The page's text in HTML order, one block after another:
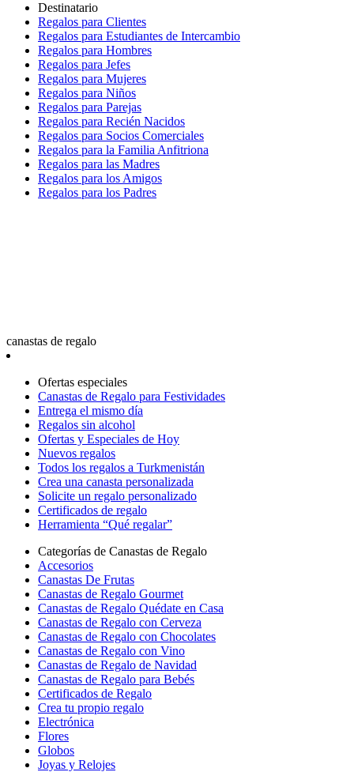
Destinatario
Regalos para Clientes
Regalos para Estudiantes de Intercambio
Regalos para Hombres
Regalos para Jefes
Regalos para Mujeres
Regalos para Niños
Regalos para Parejas
Regalos para Recién Nacidos
Regalos para Socios Comerciales
Regalos para la Familia Anfitriona
Regalos para las Madres
Regalos para los Amigos
Regalos para los Padres
canastas de regalo
Ofertas especiales
Canastas de Regalo para Festividades
Entrega el mismo día
Regalos sin alcohol
Ofertas y Especiales de Hoy
Nuevos regalos
Todos los regalos a Turkmenistán
Crea una canasta personalizada
Solicite un regalo personalizado
Certificados de regalo
Herramienta “Qué regalar”
Categorías de Canastas de Regalo
Accesorios
Canastas De Frutas
Canastas de Regalo Gourmet
Canastas de Regalo Quédate en Casa
Canastas de Regalo con Cerveza
Canastas de Regalo con Chocolates
Canastas de Regalo con Vino
Canastas de Regalo de Navidad
Canastas de Regalo para Bebés
Certificados de Regalo
Crea tu propio regalo
Electrónica
Flores
Globos
Joyas y Relojes